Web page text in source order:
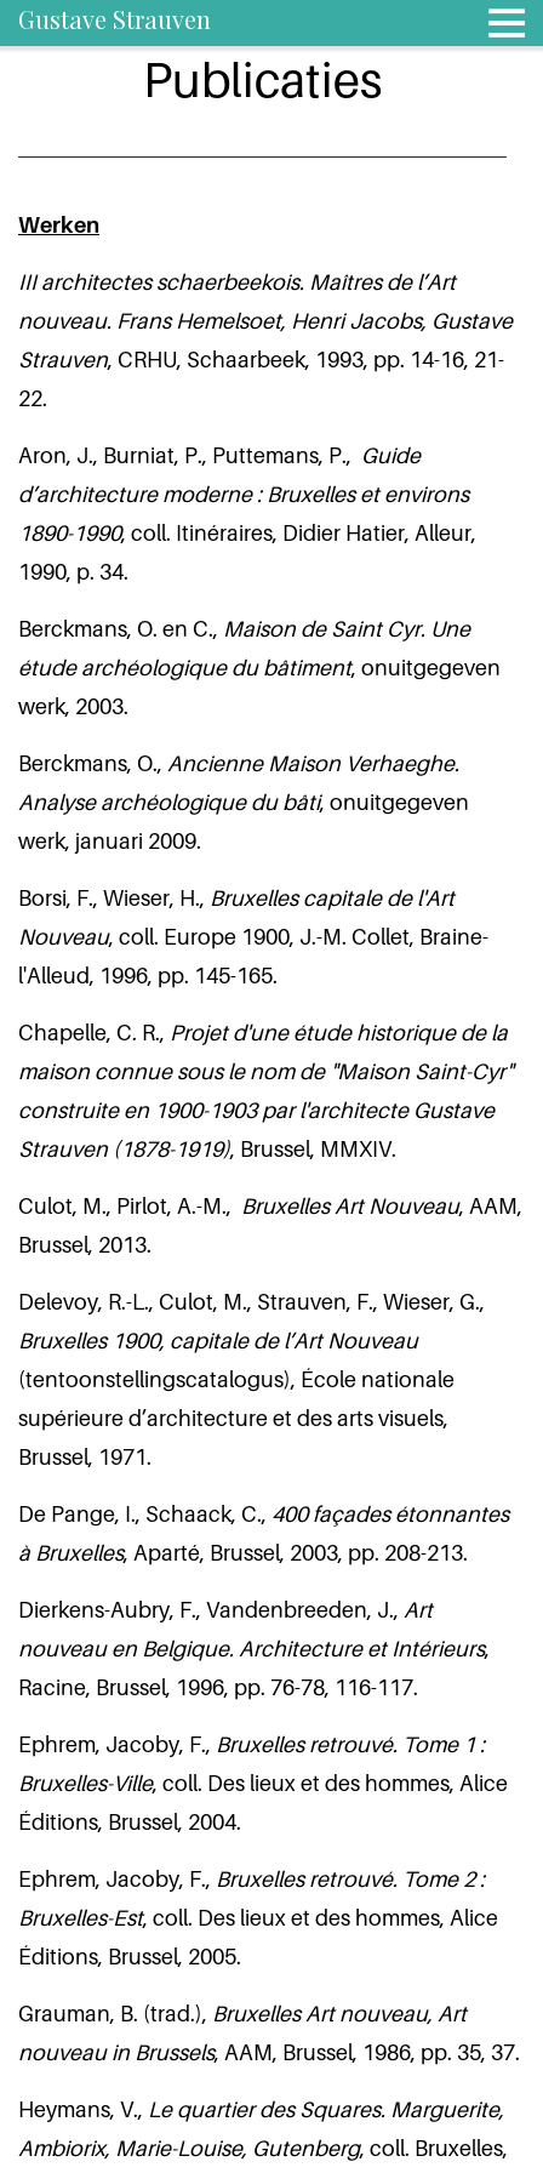
Gustave Strauven
Publicaties
Werken
III architectes schaerbeekois. Maîtres de l’Art
nouveau. Frans Hemelsoet, Henri Jacobs, Gustave
Strauven, CRHU, Schaarbeek, 1993, pp. 14-16, 21-
22.
Aron, J., Burniat, P., Puttemans, P., Guide
d’architecture moderne : Bruxelles et environs
1890-1990, coll. Itinéraires, Didier Hatier, Alleur,
1990, p. 34.
Berckmans, O. en C., Maison de Saint Cyr. Une
étude archéologique du bâtiment, onuitgegeven
werk, 2003.
Berckmans, O., Ancienne Maison Verhaeghe.
Analyse archéologique du bâti, onuitgegeven
werk, januari 2009.
Borsi, F., Wieser, H., Bruxelles capitale de l'Art
Nouveau, coll. Europe 1900, J.-M. Collet, Braine-
l'Alleud, 1996, pp. 145-165.
Chapelle, C. R., Projet d'une étude historique de la
maison connue sous le nom de "Maison Saint-Cyr"
construite en 1900-1903 par l'architecte Gustave
Strauven (1878-1919), Brussel, MMXIV.
Culot, M., Pirlot, A.-M., Bruxelles Art Nouveau, AAM,
Brussel, 2013.
Delevoy, R.-L., Culot, M., Strauven, F., Wieser, G.,
Bruxelles 1900, capitale de l’Art Nouveau
(tentoonstellingscatalogus), École nationale
supérieure d’architecture et des arts visuels,
Brussel, 1971.
De Pange, I., Schaack, C., 400 façades étonnantes
à Bruxelles, Aparté, Brussel, 2003, pp. 208-213.
Dierkens-Aubry, F., Vandenbreeden, J., Art
nouveau en Belgique. Architecture et Intérieurs,
Racine, Brussel, 1996, pp. 76-78, 116-117.
Ephrem, Jacoby, F., Bruxelles retrouvé. Tome 1 :
Bruxelles-Ville, coll. Des lieux et des hommes, Alice
Éditions, Brussel, 2004.
Ephrem, Jacoby, F., Bruxelles retrouvé. Tome 2 :
Bruxelles-Est, coll. Des lieux et des hommes, Alice
Éditions, Brussel, 2005.
Grauman, B. (trad.), Bruxelles Art nouveau, Art
nouveau in Brussels, AAM, Brussel, 1986, pp. 35, 37.
Heymans, V., Le quartier des Squares. Marguerite,
Ambiorix, Marie-Louise, Gutenberg, coll. Bruxelles,